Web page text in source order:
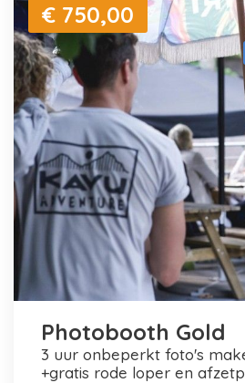
€ 750,00
Photobooth Gold
3 uur onbeperkt foto's maken en printen
+gratis rode loper en